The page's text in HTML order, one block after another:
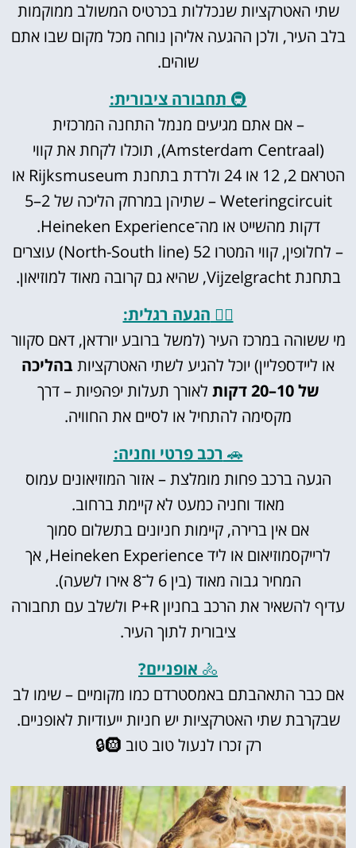
שתי האטרקציות שנכללות בכרטיס המשולב ממוקמות
בלב העיר, ולכן ההגעה אליהן נוחה מכל מקום שבו אתם
שוהים.
🚇 תחבורה ציבורית:
– אם אתם מגיעים מנמל התחנה המרכזית
(Amsterdam Centraal), תוכלו לקחת את קווי
הטראם 2, 12 או 24 ולרדת בתחנת Rijksmuseum או
Weteringcircuit – שתיהן במרחק הליכה של 2–5
דקות מהשייט או מה־Heineken Experience.
– לחלופין, קווי המטרו 52 (North-South line) עוצרים
בתחנת Vijzelgracht, שהיא גם קרובה מאוד למוזיאון.
🚶‍♂️ הגעה רגלית:
מי ששוהה במרכז העיר (למשל ברובע יורדאן, דאם סקוור
או ליידספליין) יוכל להגיע לשתי האטרקציות בהליכה
של 10–20 דקות
לאורך תעלות יפהפיות – דרך
מקסימה להתחיל או לסיים את החוויה.
🚗 רכב פרטי וחניה:
הגעה ברכב פחות מומלצת – אזור המוזיאונים עמוס
מאוד וחניה כמעט לא קיימת ברחוב.
אם אין ברירה, קיימות חניונים בתשלום סמוך
לרייקסמוזיאום או ליד Heineken Experience, אך
המחיר גבוה מאוד (בין 6 ל־8 אירו לשעה).
עדיף להשאיר את הרכב בחניון P+R ולשלב עם תחבורה
ציבורית לתוך העיר.
🚴 אופניים?
אם כבר התאהבתם באמסטרדם כמו מקומיים – שימו לב
שבקרבת שתי האטרקציות יש חניות ייעודיות לאופניים.
רק זכרו לנעול טוב טוב 🛞🔒